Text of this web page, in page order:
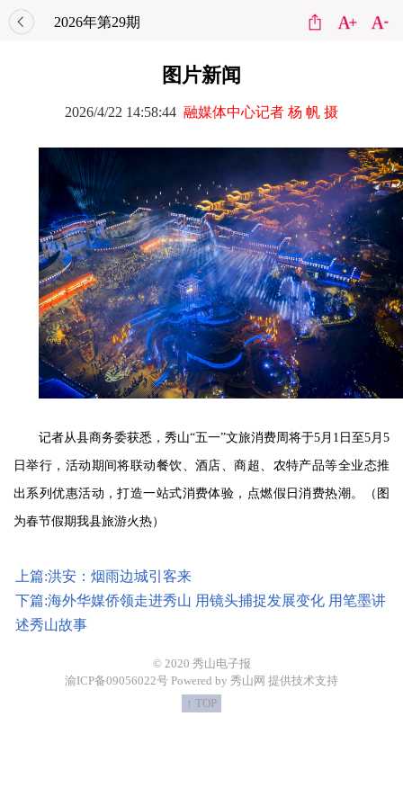
2026年第29期
图片新闻
2026/4/22 14:58:44 融媒体中心记者 杨 帆 摄
记者从县商务委获悉，秀山“五一”文旅消费周将于5月1日至5月5
日举行，活动期间将联动餐饮、酒店、商超、农特产品等全业态推
出系列优惠活动，打造一站式消费体验，点燃假日消费热潮。（图
为春节假期我县旅游火热）
上篇:洪安：烟雨边城引客来
下篇:海外华媒侨领走进秀山 用镜头捕捉发展变化 用笔墨讲
述秀山故事
© 2020 秀山电子报
渝ICP备09056022号 Powered by 秀山网 提供技术支持
↑ TOP